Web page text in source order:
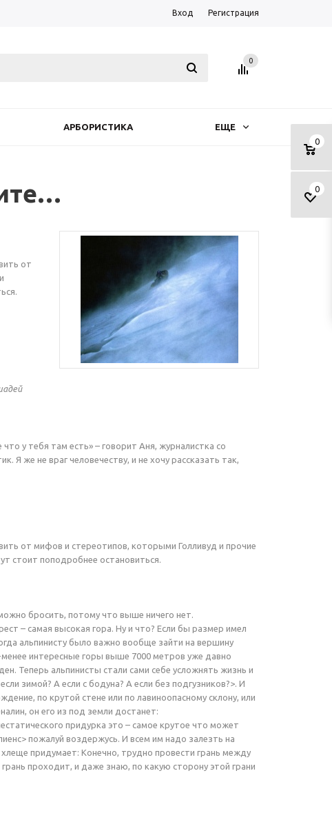
Вход Регистрация
0
0
0
АРБОРИСТИКА ЕЩЕ
от
у тебя там есть» – говорит Аня, журналистка со
Я же не враг человечеству, и не хочу рассказать так,
от мифов и стереотипов, которыми Голливуд и прочие
стоит поподробнее остановиться.
бросить, потому что выше ничего нет.
– самая высокая гора. Ну и что? Если бы размер имел
альпинисту было важно вообще зайти на вершину
интересные горы выше 7000 метров уже давно
Теперь альпинисты стали сами себе усложнять жизнь и
зимой? А если с бодуна? А если без подгузников?>. И
по крутой стене или по лавиноопасному склону, или
он его из под земли достанет:
придурка это – самое крутое что может
пожалуй воздержусь. И всем им надо залезть на
придумает: Конечно, трудно провести грань между
проходит, и даже знаю, по какую сторону этой грани